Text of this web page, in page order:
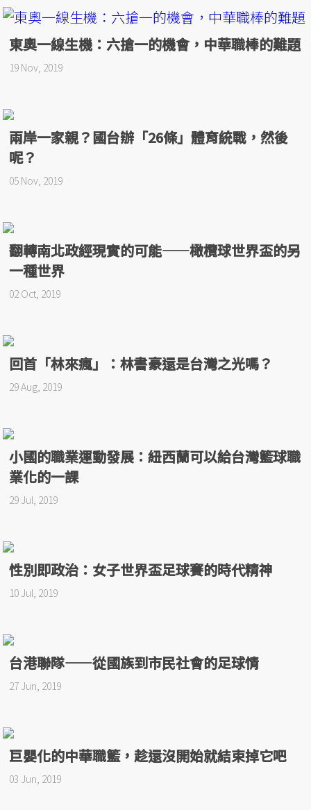
東奧一線生機：六搶一的機會，中華職棒的難題
19 Nov, 2019
兩岸一家親？國台辦「26條」體育統戰，然後
呢？
05 Nov, 2019
翻轉南北政經現實的可能——橄欖球世界盃的另
一種世界
02 Oct, 2019
回首「林來瘋」：林書豪還是台灣之光嗎？
29 Aug, 2019
小國的職業運動發展：紐西蘭可以給台灣籃球職
業化的一課
29 Jul, 2019
性別即政治：女子世界盃足球賽的時代精神
10 Jul, 2019
台港聯隊——從國族到市民社會的足球情
27 Jun, 2019
巨嬰化的中華職籃，趁還沒開始就結束掉它吧
03 Jun, 2019